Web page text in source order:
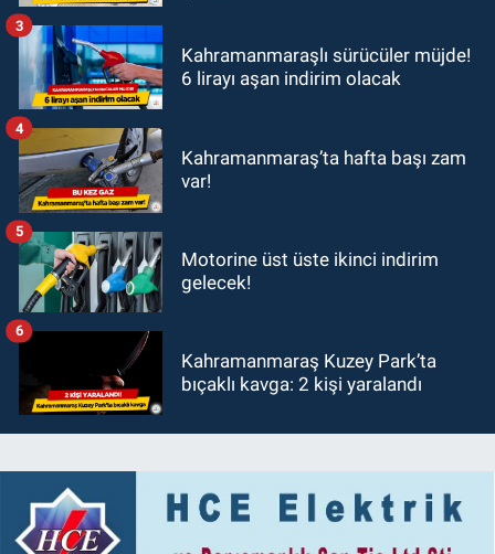
Kahramanmaraşlı sürücüler müjde!
6 lirayı aşan indirim olacak
3
Kahramanmaraş’ta hafta başı zam
var!
4
Motorine üst üste ikinci indirim
gelecek!
5
Kahramanmaraş Kuzey Park’ta
bıçaklı kavga: 2 kişi yaralandı
6